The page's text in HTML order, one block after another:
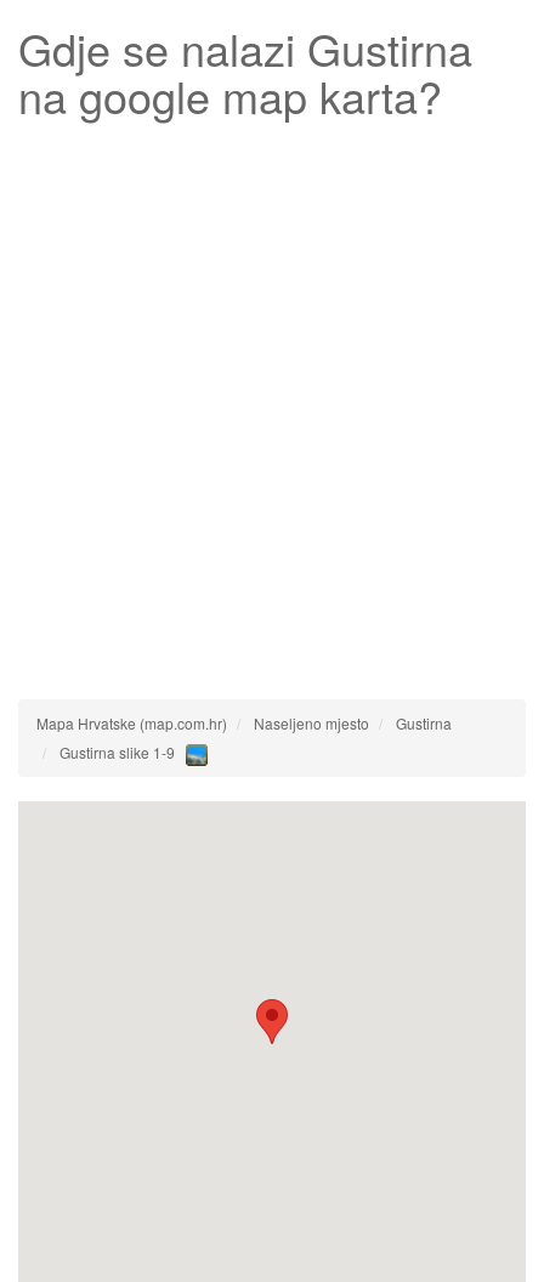
Gdje se nalazi Gustirna
na google map karta?
Mapa Hrvatske (map.com.hr) Naseljeno mjesto
Gustirna
Gustirna slike 1-9